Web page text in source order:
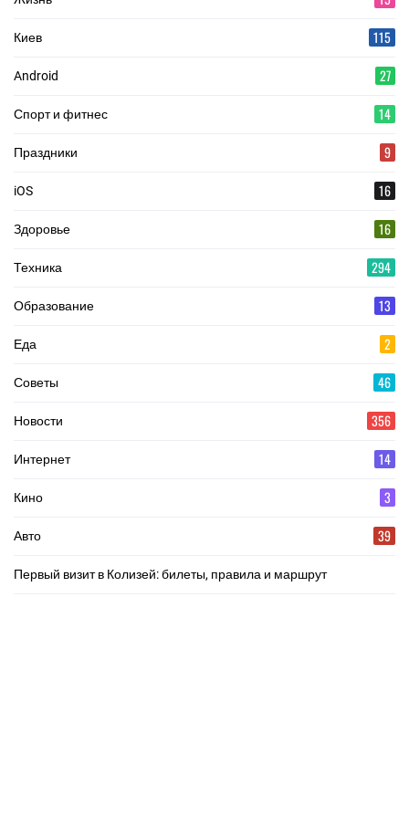
Киев 115
Android 27
Спорт и фитнес 14
Праздники 9
iOS 16
Здоровье 16
Техника 294
Образование 13
Еда 2
Советы 46
Новости 356
Интернет 14
Кино 3
Авто 39
Первый визит в Колизей: билеты, правила и маршрут